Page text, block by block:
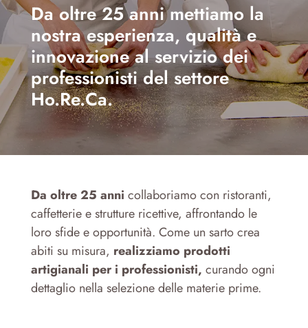
Da oltre 25 anni mettiamo la
nostra esperienza, qualità e
innovazione al servizio dei
professionisti del settore
Ho.Re.Ca.
Da oltre 25 anni collaboriamo con ristoranti,
caffetterie e strutture ricettive, affrontando le
loro sfide e opportunità. Come un sarto crea
abiti su misura, realizziamo prodotti
artigianali per i professionisti, curando ogni
dettaglio nella selezione delle materie prime.